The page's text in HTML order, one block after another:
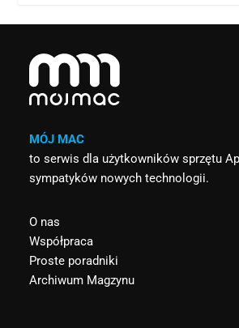
MÓJ MAC
to serwis dla użytkowników sprzętu
sympatyków nowych technologii.
O nas
Współpraca
Proste poradniki
Archiwum Magzynu